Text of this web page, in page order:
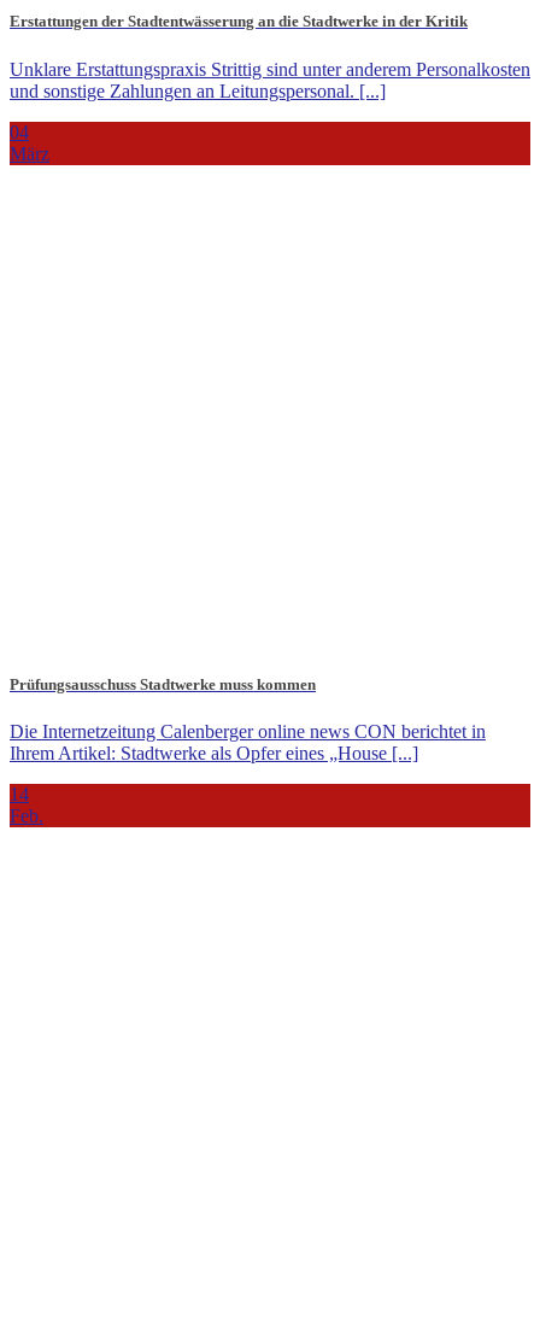
Erstattungen der Stadtentwässerung an die Stadtwerke in der Kritik
Unklare Erstattungspraxis Strittig sind unter anderem Personalkosten
und sonstige Zahlungen an Leitungspersonal. [...]
04
März
Prüfungsausschuss Stadtwerke muss kommen
Die Internetzeitung Calenberger online news CON berichtet in
Ihrem Artikel: Stadtwerke als Opfer eines „House [...]
14
Feb.